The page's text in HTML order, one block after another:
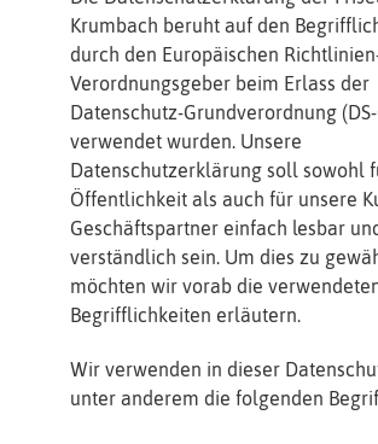
Krumbach beruht auf den
durch den Europäischen
Verordnungsgeber beim Erlass der
Datenschutz-Grundverordnung
verwendet wurden. Unsere
Datenschutzerklärung soll sowohl
Öffentlichkeit als auch für unsere
Geschäftspartner einfach lesbar
verständlich sein. Um dies zu
möchten wir vorab die
Begrifflichkeiten erläutern.
Wir verwenden in dieser
unter anderem die folgenden